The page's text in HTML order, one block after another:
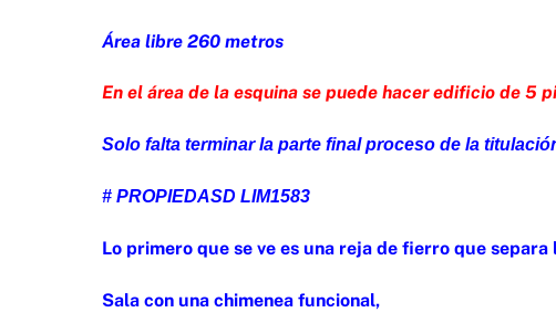
Área libre 260 metros
En el área de la esquina se puede hacer edificio de 5
Solo falta terminar la parte final proceso de la
# PROPIEDASD LIM1583
Lo primero que se ve es una reja de fierro que
Sala con una chimenea funcional,